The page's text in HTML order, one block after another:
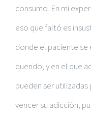
consumo. En mi
eso que faltó es
donde el paciente
querido; y en el que
pueden ser
vencer su adicción,